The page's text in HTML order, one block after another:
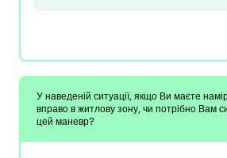
У наведеній ситуації, якщо Ви маєте
вправо в житлову зону, чи потрібно Вам
цей маневр?